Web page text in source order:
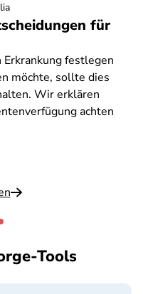
für
festlegen
möchte, sollte dies
Wir erklären
achten
Tools